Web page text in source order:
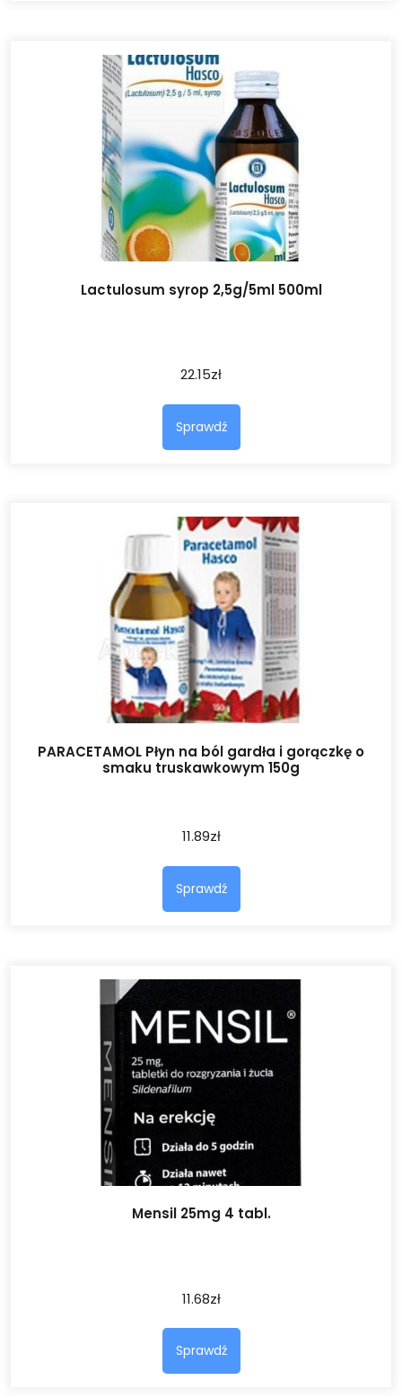
Lactulosum syrop 2,5g/5ml 500ml
22.15zł
Sprawdź
PARACETAMOL Płyn na ból gardła i gorączkę o
smaku truskawkowym 150g
11.89zł
Sprawdź
Mensil 25mg 4 tabl.
11.68zł
Sprawdź